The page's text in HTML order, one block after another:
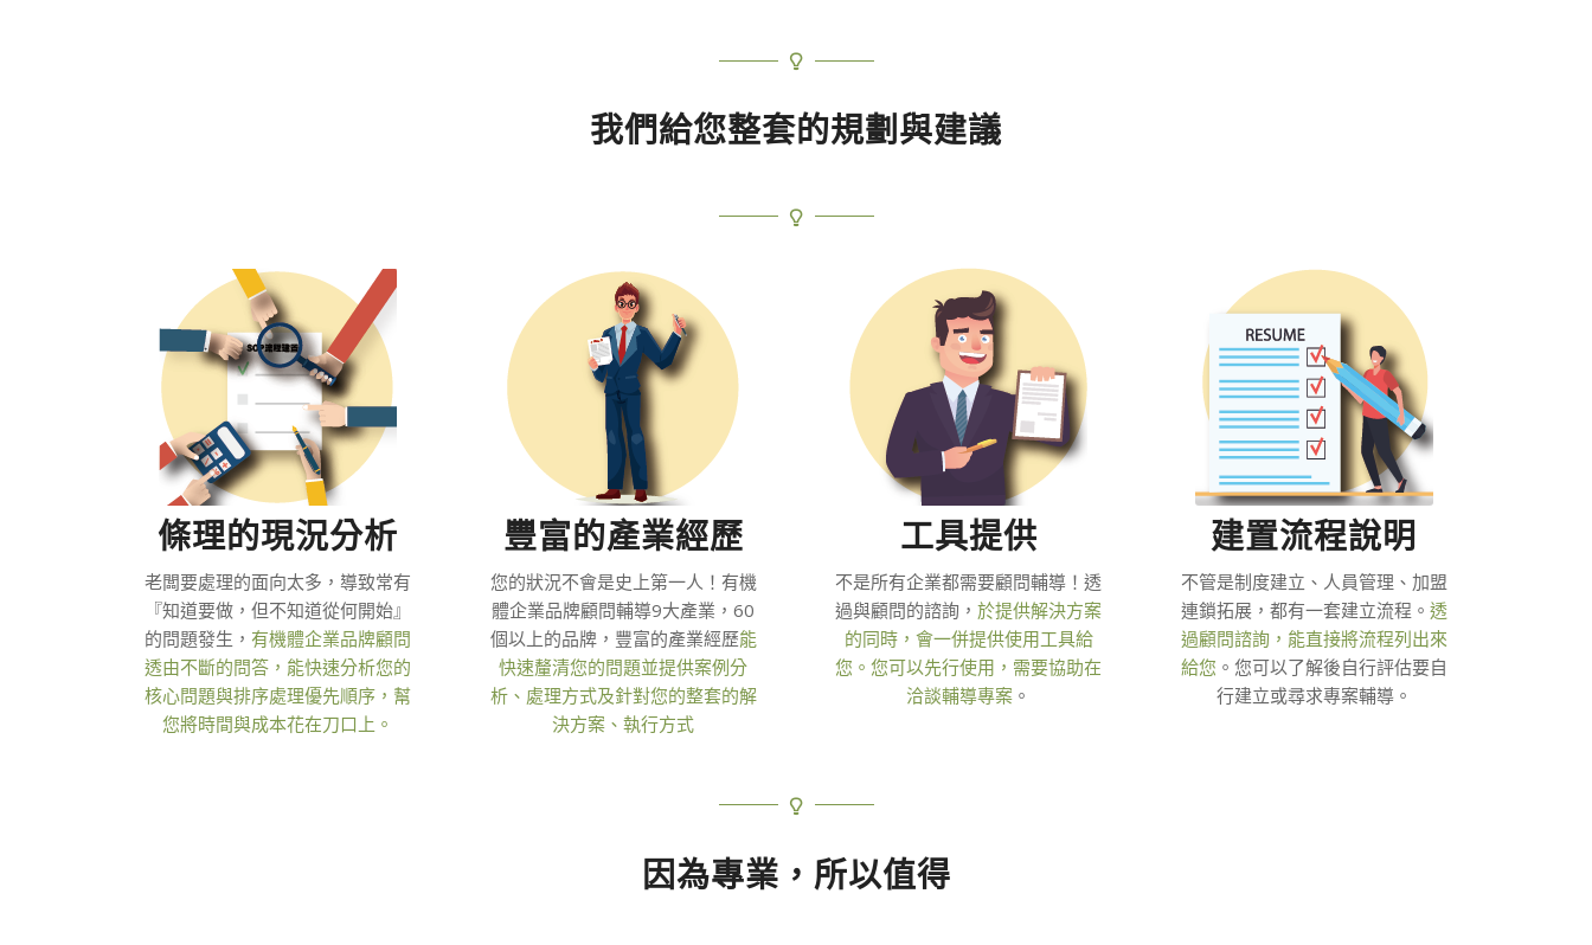
我們給您整套的規劃與建議
條理的現況分析
老闆要處理的面向太多，導致常有
『知道要做，但不知道從何開始』
的問題發生，有機體企業品牌顧問
透由不斷的問答，能快速分析您的
核心問題與排序處理優先順序，幫
您將時間與成本花在刀口上。
豐富的產業經歷
您的狀況不會是史上第一人！有機
體企業品牌顧問輔導9大產業，60
個以上的品牌，豐富的產業經歷能
快速釐清您的問題並提供案例分
析、處理方式及針對您的整套的解
決方案、執行方式
工具提供
不是所有企業都需要顧問輔導！透
過與顧問的諮詢，於提供解決方案
的同時，會一併提供使用工具給
您。您可以先行使用，需要協助在
洽談輔導專案 。
建置流程說明
不管是制度建立、人員管理、加盟
連鎖拓展，都有一套建立流程。 透
過顧問諮詢，能直接將流程列出來
給您 。您可以了解後自行評估要自
行建立或尋求專案輔導。
因為專業，所以值得